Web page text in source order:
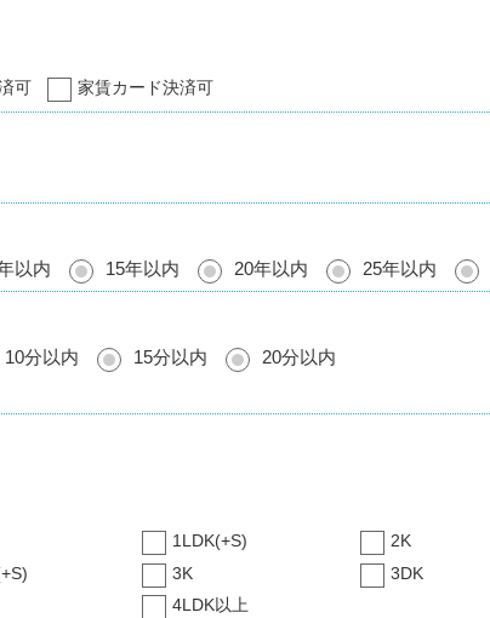
可 家賃カード決済可
以内 15年以内 20年以内 25年以内
10分以内 15分以内 20分以内
1LDK(+S)
2K
3K
3DK
4LDK以上